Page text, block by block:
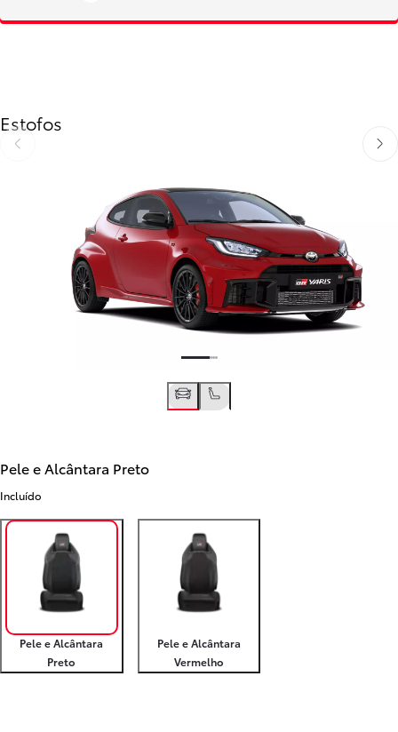
Estofos
Anterior
Pele e Alcântara Preto
Incluído
Pele e Alcântara
Preto
Pele e Alcântara
Vermelho